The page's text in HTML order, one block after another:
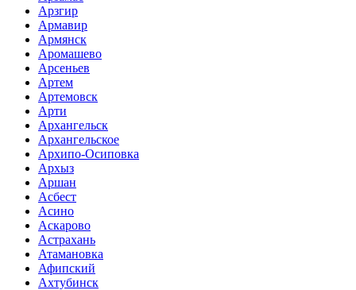
Арзгир
Армавир
Армянск
Аромашево
Арсеньев
Артем
Артемовск
Арти
Архангельск
Архангельское
Архипо-Осиповка
Архыз
Аршан
Асбест
Асино
Аскарово
Астрахань
Атамановка
Афипский
Ахтубинск